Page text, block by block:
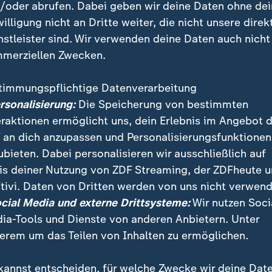
Angriffskriegs gegen die Ukraine vorwerfen,
Baerbock sagte in Peking, sie habe ihrem
Sinne viele Fragen gestellt". Mit Blick auf ein Zitat
Menschenrechtsaktivisten Desmond Tutu sagte sie:
Desmond Tutu sagte, in Zeiten
und Opfern, bedeutet Neutralität
unterstützt den Aggressor.
Bundesaußenministerin
mehr "Fair Play" bei
außerdem angesichts drohender
auf chinesischeE-Autosüber die
oder abrufen. Dabei geben wir deine Daten ohne
nicht an Dritte weiter, die nicht unsere
sind. Wir verwenden deine Daten auch nicht
Zwecken.
Datenverarbeitung
Die Speicherung von bestimmten
ermöglicht uns, dein Erlebnis im Angebot
an dich anzupassen und Personalisierungsfunktionen
Dabei personalisieren wir ausschließlich auf
deiner Nutzung von ZDF Streaming, der ZDFheute
Daten von Dritten werden von uns nicht
Media und externe Drittsysteme:Wir nutzen
Tools und Dienste von anderen Anbietern. Unter
um das Teilen von Inhalten zu ermöglichen.
entscheiden, für welche Zwecke wir deine